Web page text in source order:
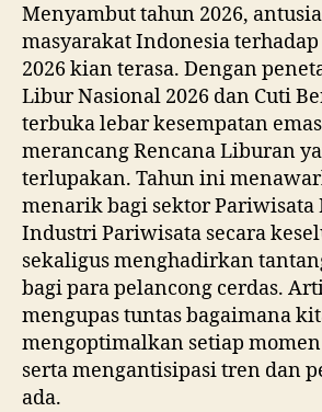
Menyambut tahun 2026,
masyarakat Indonesia
2026 kian terasa. Dengan
Libur Nasional 2026 dan Cuti
terbuka lebar kesempatan
merancang Rencana Liburan
terlupakan. Tahun ini
menarik bagi sektor Pariwisata
Industri Pariwisata secara
sekaligus menghadirkan
bagi para pelancong cerdas.
mengupas tuntas bagaimana
mengoptimalkan setiap
serta mengantisipasi tren dan
ada.